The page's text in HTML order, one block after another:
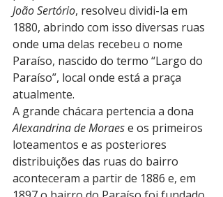
João Sertório, resolveu dividi-la em
1880, abrindo com isso diversas ruas
onde uma delas recebeu o nome
Paraíso, nascido do termo “Largo do
Paraíso”, local onde está a praça
atualmente.
A grande chácara pertencia a dona
Alexandrina de Moraes e os primeiros
loteamentos e as posteriores
distribuições das ruas do bairro
aconteceram a partir de 1886 e, em